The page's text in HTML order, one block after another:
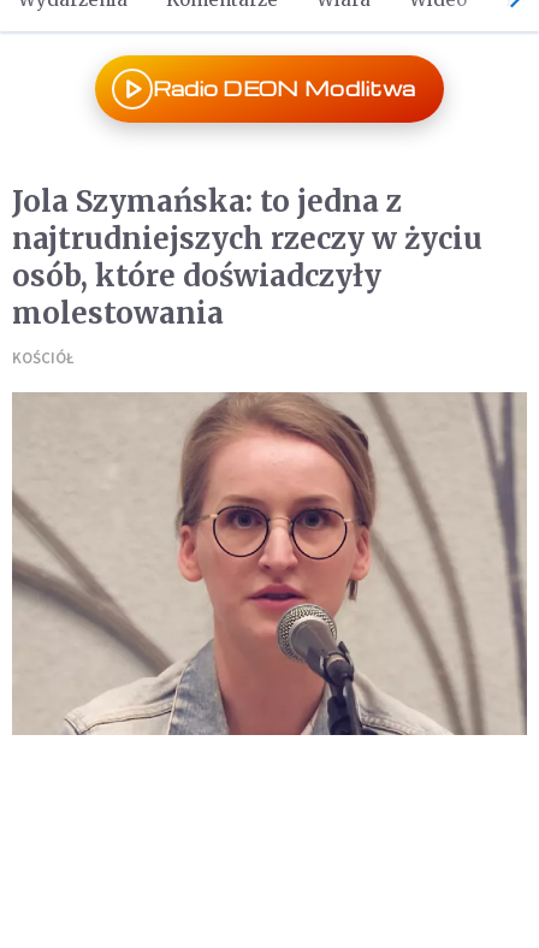
Radio DEON Modlitwa
Jola Szymańska: to jedna z
najtrudniejszych rzeczy w życiu
osób, które doświadczyły
molestowania
KOŚCIÓŁ